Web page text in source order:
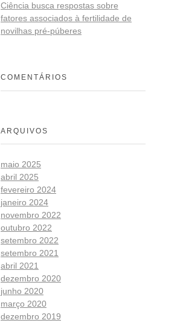
Ciência busca respostas sobre
fatores associados à fertilidade de
novilhas pré-púberes
COMENTÁRIOS
ARQUIVOS
maio 2025
abril 2025
fevereiro 2024
janeiro 2024
novembro 2022
outubro 2022
setembro 2022
setembro 2021
abril 2021
dezembro 2020
junho 2020
março 2020
dezembro 2019